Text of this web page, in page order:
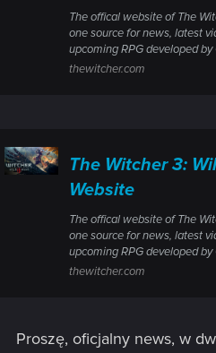
The offical website of The
one source for news, latest
upcoming RPG developed by
thewitcher.com
The Witcher 3:
Website
The offical website of The
one source for news, latest
upcoming RPG developed by
thewitcher.com
Proszę, oficjalny news, w